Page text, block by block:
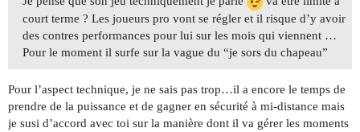
court terme ? Les joueurs pro vont se régler et il risque d’y avoir
des contres performances pour lui sur les mois qui viennent …
Pour le moment il surfe sur la vague du “je sors du chapeau”
Pour l’aspect technique, je ne sais pas trop…il a encore le temps de
prendre de la puissance et de gagner en sécurité à mi-distance mais
je susi d’accord avec toi sur la manière dont il va gérer les moments